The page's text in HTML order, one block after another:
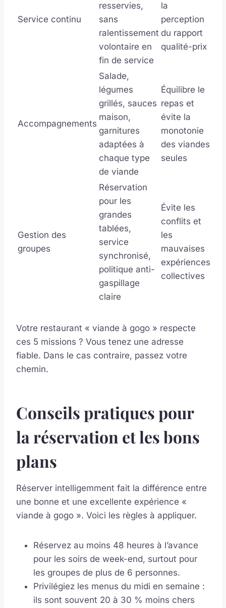
Service continu
resservies,
sans
ralentissement
volontaire en
fin de service
la
perception
du rapport
qualité-prix
Accompagnements
Salade,
légumes
grillés, sauces
maison,
garnitures
adaptées à
chaque type
de viande
Équilibre le
repas et
évite la
monotonie
des viandes
seules
Gestion des
groupes
Réservation
pour les
grandes
tablées,
service
synchronisé,
politique anti-
gaspillage
claire
Évite les
conflits et
les
mauvaises
expériences
collectives
Votre restaurant « viande à gogo » respecte
ces 5 missions ? Vous tenez une adresse
fiable. Dans le cas contraire, passez votre
chemin.
Conseils pratiques pour
la réservation et les bons
plans
Réserver intelligemment fait la différence entre
une bonne et une excellente expérience «
viande à gogo ». Voici les règles à appliquer.
Réservez au moins 48 heures à l’avance
pour les soirs de week-end, surtout pour
les groupes de plus de 6 personnes.
Privilégiez les menus du midi en semaine :
ils sont souvent 20 à 30 % moins chers